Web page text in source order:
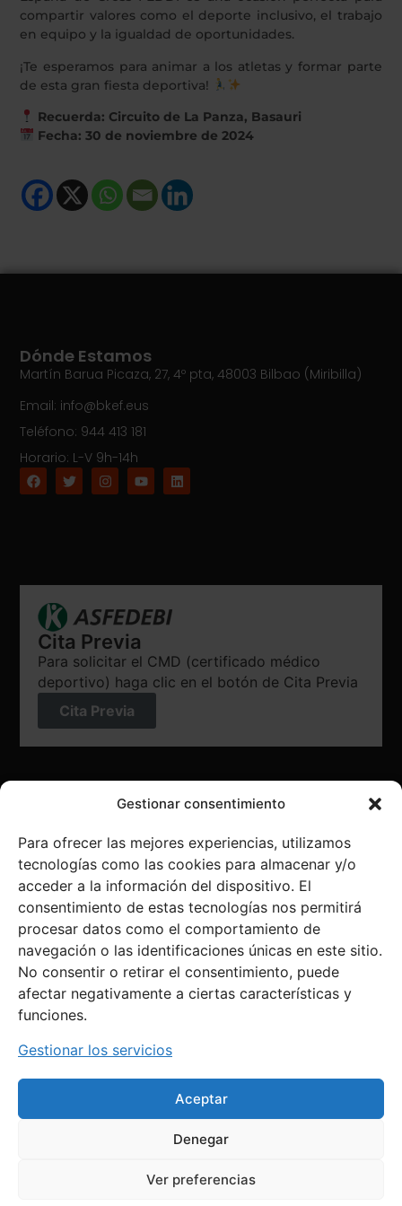
Gestionar consentimiento
Para ofrecer las mejores experiencias, utilizamos
tecnologías como las cookies para almacenar y/o
acceder a la información del dispositivo. El
consentimiento de estas tecnologías nos permitirá
procesar datos como el comportamiento de
navegación o las identificaciones únicas en este sitio.
No consentir o retirar el consentimiento, puede
afectar negativamente a ciertas características y
funciones.
Gestionar los servicios
Aceptar
Denegar
Ver preferencias
compartir valores como el deporte inclusivo, el trabajo
en equipo y la igualdad de oportunidades.
¡Te esperamos para animar a los atletas y formar parte
de esta gran fiesta deportiva!
Recuerda: Circuito de La Panza, Basauri
Fecha: 30 de noviembre de 2024
Mapa
Web
inicio
Federación
Clubes
Deportes
Actualidad
Contacto
Documentos
Mujer y
Licencias
Licencia federativa
Deporte recreativo
Licencia escolar
Textos Legales
Política de privacidad
Aviso legal
Dónde Estamos
Martín Barua Picaza, 27, 4º pta, 48003 Bilbao (Miribilla)
Email: info@bkef.eus
Teléfono: 944 413 181
Horario: L-V 9h-14h
Cita Previa
Para solicitar el CMD (certificado médico
deportivo) haga clic en el botón de Cita Previa
Cita Previa